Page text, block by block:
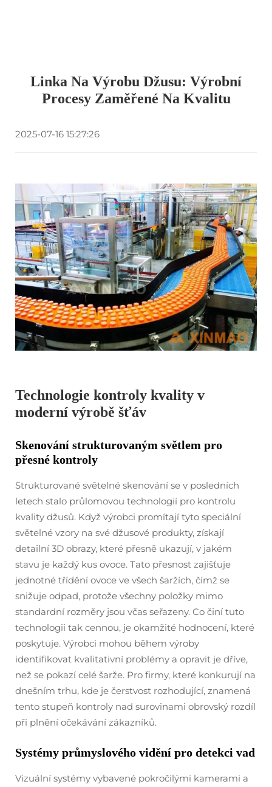
Linka Na Výrobu Džusu: Výrobní
Procesy Zaměřené Na Kvalitu
2025-07-16 15:27:26
Technologie kontroly kvality v
moderní výrobě šťáv
Skenování strukturovaným světlem pro
přesné kontroly
Strukturované světelné skenování se v posledních
letech stalo průlomovou technologií pro kontrolu
kvality džusů. Když výrobci promítají tyto speciální
světelné vzory na své džusové produkty, získají
detailní 3D obrazy, které přesně ukazují, v jakém
stavu je každý kus ovoce. Tato přesnost zajišťuje
jednotné třídění ovoce ve všech šaržích, čímž se
snižuje odpad, protože všechny položky mimo
standardní rozměry jsou včas seřazeny. Co činí tuto
technologii tak cennou, je okamžité hodnocení, které
poskytuje. Výrobci mohou během výroby
identifikovat kvalitativní problémy a opravit je dříve,
než se pokazí celé šarže. Pro firmy, které konkurují na
dnešním trhu, kde je čerstvost rozhodující, znamená
tento stupeň kontroly nad surovinami obrovský rozdíl
při plnění očekávání zákazníků.
Systémy průmyslového vidění pro detekci vad
Vizuální systémy vybavené pokročilými kamerami a